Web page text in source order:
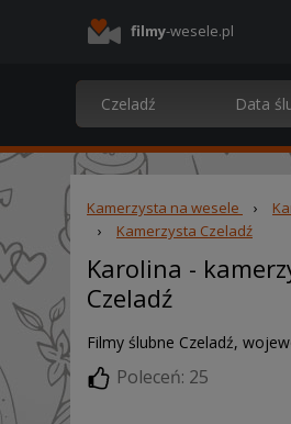
filmy-wesele.pl
Kamerzysta na wesele ›
›
Kamerzysta Czeladź
Karolina -
Czeladź
Filmy ślubne Czeladź,
Poleceń: 25